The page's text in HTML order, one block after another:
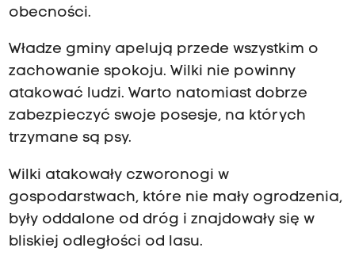
obecności.
Władze gminy apelują przede wszystkim o
zachowanie spokoju. Wilki nie powinny
atakować ludzi. Warto natomiast dobrze
zabezpieczyć swoje posesje, na których
trzymane są psy.
Wilki atakowały czworonogi w
gospodarstwach, które nie mały ogrodzenia,
były oddalone od dróg i znajdowały się w
bliskiej odległości od lasu.